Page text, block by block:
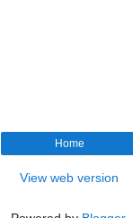
Home
View web version